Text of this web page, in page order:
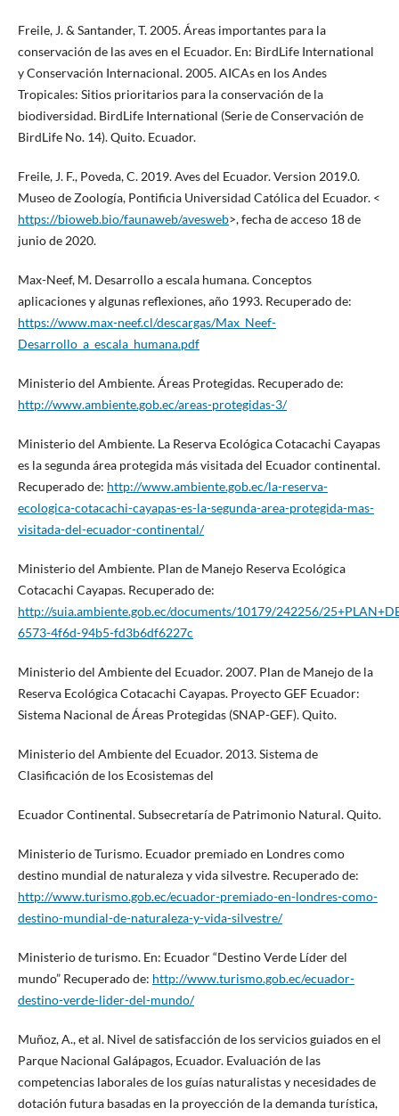
Freile, J. & Santander, T. 2005. Áreas importantes para la
conservación de las aves en el Ecuador. En: BirdLife International
y Conservación Internacional. 2005. AICAs en los Andes
Tropicales: Sitios prioritarios para la conservación de la
biodiversidad. BirdLife International (Serie de Conservación de
BirdLife No. 14). Quito. Ecuador.
Freile, J. F., Poveda, C. 2019. Aves del Ecuador. Version 2019.0.
Museo de Zoología, Pontificia Universidad Católica del Ecuador. <
https://bioweb.bio/faunaweb/avesweb>, fecha de acceso 18 de
junio de 2020.
Max-Neef, M. Desarrollo a escala humana. Conceptos
aplicaciones y algunas reflexiones, año 1993. Recuperado de:
https://www.max-neef.cl/descargas/Max_Neef-
Desarrollo_a_escala_humana.pdf
Ministerio del Ambiente. Áreas Protegidas. Recuperado de:
http://www.ambiente.gob.ec/areas-protegidas-3/
Ministerio del Ambiente. La Reserva Ecológica Cotacachi Cayapas
es la segunda área protegida más visitada del Ecuador continental.
Recuperado de: http://www.ambiente.gob.ec/la-reserva-
ecologica-cotacachi-cayapas-es-la-segunda-area-protegida-mas-
visitada-del-ecuador-continental/
Ministerio del Ambiente. Plan de Manejo Reserva Ecológica
Cotacachi Cayapas. Recuperado de:
http://suia.ambiente.gob.ec/documents/10179/242256/
6573-4f6d-94b5-fd3b6df6227c
Ministerio del Ambiente del Ecuador. 2007. Plan de Manejo de la
Reserva Ecológica Cotacachi Cayapas. Proyecto GEF Ecuador:
Sistema Nacional de Áreas Protegidas (SNAP-GEF). Quito.
Ministerio del Ambiente del Ecuador. 2013. Sistema de
Clasificación de los Ecosistemas del
Ecuador Continental. Subsecretaría de Patrimonio Natural. Quito.
Ministerio de Turismo. Ecuador premiado en Londres como
destino mundial de naturaleza y vida silvestre. Recuperado de:
http://www.turismo.gob.ec/ecuador-premiado-en-londres-como-
destino-mundial-de-naturaleza-y-vida-silvestre/
Ministerio de turismo. En: Ecuador “Destino Verde Líder del
mundo” Recuperado de: http://www.turismo.gob.ec/ecuador-
destino-verde-lider-del-mundo/
Muñoz, A., et al. Nivel de satisfacción de los servicios guiados en el
Parque Nacional Galápagos, Ecuador. Evaluación de las
competencias laborales de los guías naturalistas y necesidades de
dotación futura basadas en la proyección de la demanda turística,